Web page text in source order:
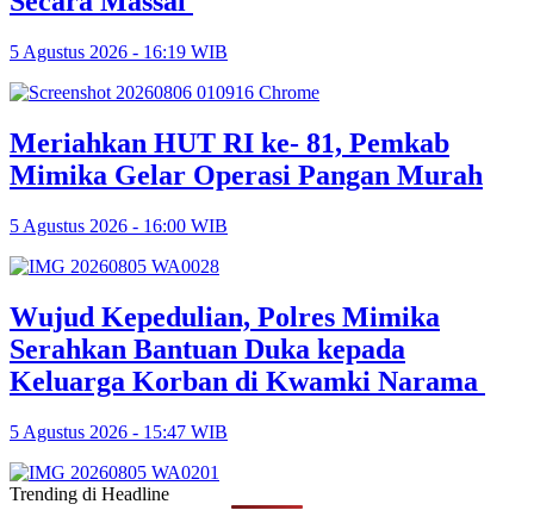
5 Agustus 2026 - 16:19 WIB
Meriahkan HUT RI ke- 81, Pemkab
Mimika Gelar Operasi Pangan Murah
5 Agustus 2026 - 16:00 WIB
Wujud Kepedulian, Polres Mimika
Serahkan Bantuan Duka kepada
Keluarga Korban di Kwamki Narama
5 Agustus 2026 - 15:47 WIB
Trending di Headline